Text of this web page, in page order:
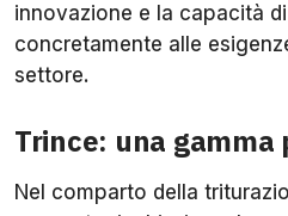
innovazione e la capacità
concretamente alle
settore.
Trince: una gamma
Nel comparto della